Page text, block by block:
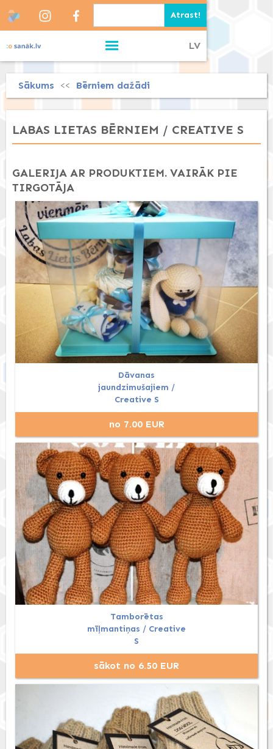
LV
Sākums << Bērniem dažādi
LABAS LIETAS BĒRNIEM / CREATIVE S
GALERIJA AR PRODUKTIEM. VAIRĀK PIE
TIRGOTĀJA
Dāvanas
jaundzimušajiem /
Creative S
no 7.00 EUR
Tamborētas
mīļmantiņas / Creative
S
sākot no 6.50 EUR